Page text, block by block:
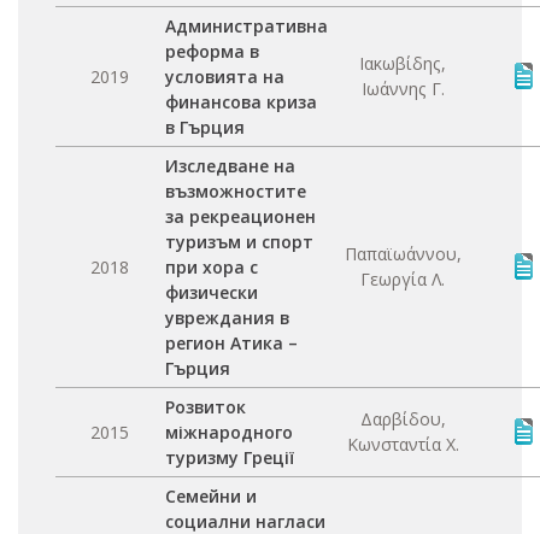
2019
Административна
реформа в
условията на
финансова криза
в Гърция
Ιακωβίδης,
Ιωάννης Γ.
2018
Изследване на
възможностите
за рекреационен
туризъм и спорт
при хора с
физически
увреждания в
регион Атика –
Гърция
Παπαϊωάννου,
Γεωργία Λ.
2015
Розвиток
міжнародного
туризму Греції
Δαρβίδου,
Κωνσταντία Χ.
Семейни и
социални нагласи